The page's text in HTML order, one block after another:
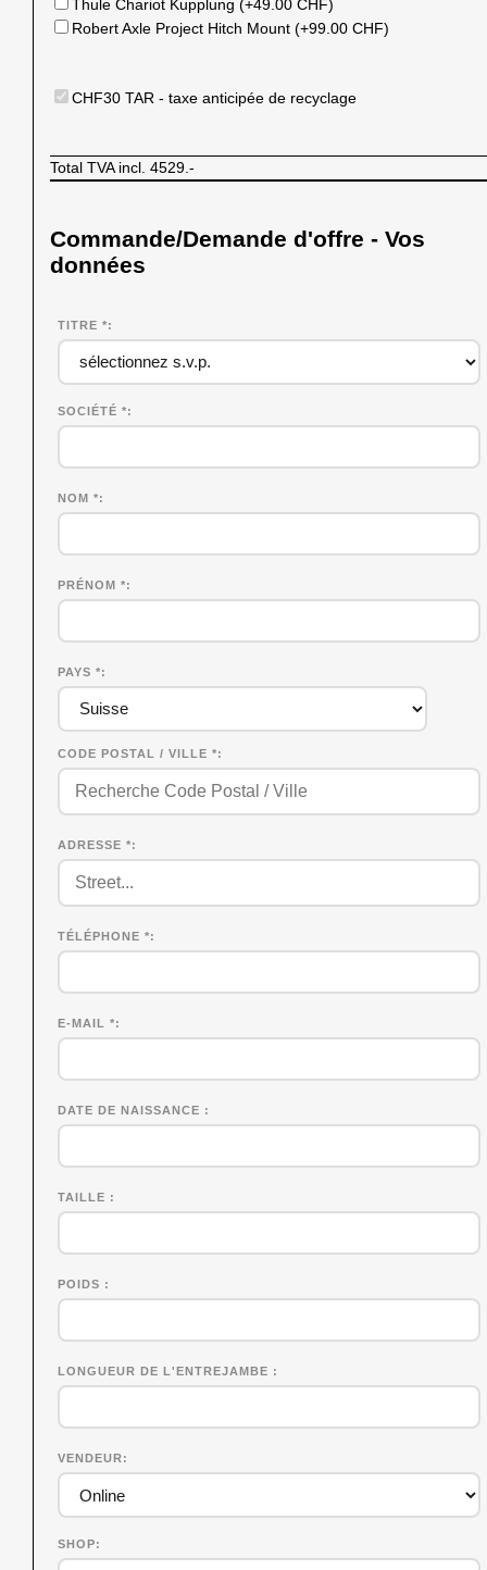
Thule Chariot Kupplung (+49.00 CHF)
Robert Axle Project Hitch Mount (+99.00 CHF)
CHF30 TAR - taxe anticipée de recyclage
Total TVA incl. 4529.-
Commande/Demande d'offre - Vos
données
TITRE *
SOCIÉTÉ *
NOM *
PRÉNOM *
PAYS *
CODE POSTAL / VILLE *
ADRESSE *
TÉLÉPHONE *
E-MAIL *
DATE DE NAISSANCE
TAILLE
POIDS
LONGUEUR DE L'ENTREJAMBE
VENDEUR
SHOP